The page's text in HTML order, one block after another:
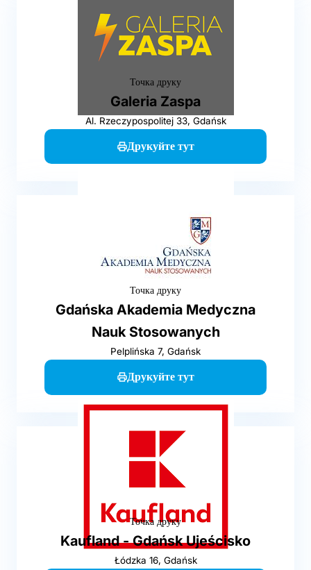
Точка друку
Galeria Zaspa
Al. Rzeczypospolitej 33, Gdańsk
Друкуйте тут
Точка друку
Gdańska Akademia Medyczna
Nauk Stosowanych
Pelplińska 7, Gdańsk
Друкуйте тут
Точка друку
Kaufland - Gdańsk Ujeścisko
Łódzka 16, Gdańsk